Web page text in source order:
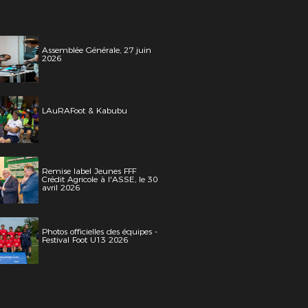
Assemblée Générale, 27 juin
2026
LAuRAFoot & Kabubu
Remise label Jeunes FFF
Crédit Agricole à l'ASSE, le 30
avril 2026
Photos officielles des équipes -
Festival Foot U13 2026